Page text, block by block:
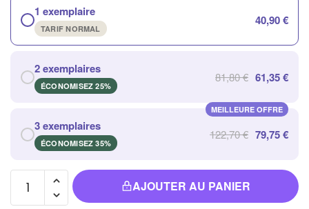
1 exemplaire
TARIF NORMAL
40,90 €
2 exemplaires
ÉCONOMISEZ 25%
81,80 € 61,35 €
MEILLEURE OFFRE
3 exemplaires
ÉCONOMISEZ 35%
122,70 € 79,75 €
quantité de
Tambour
AJOUTER AU PANIER